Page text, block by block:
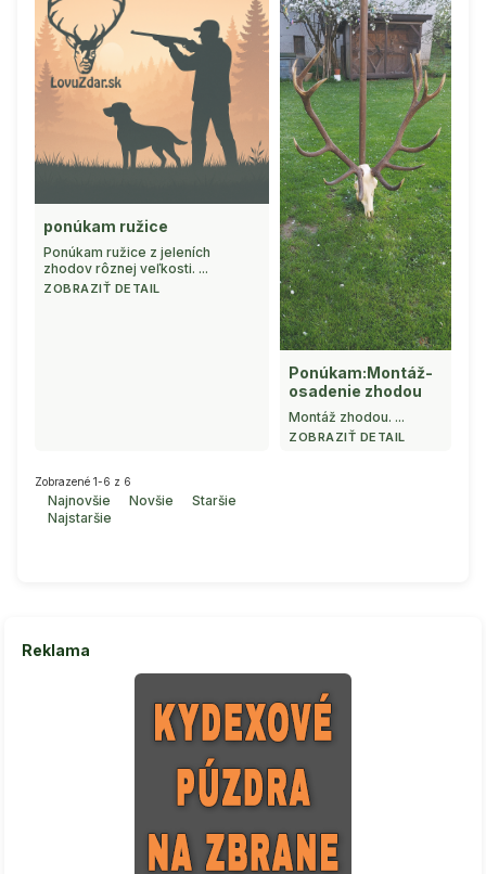
ponúkam ružice
Ponúkam ružice z jeleních
zhodov rôznej veľkosti. ...
ZOBRAZIŤ DETAIL
Ponúkam:Montáž-
osadenie zhodou
Montáž zhodou. ...
ZOBRAZIŤ DETAIL
Zobrazené 1-6 z 6
Najnovšie Novšie
Staršie
Najstaršie
Reklama